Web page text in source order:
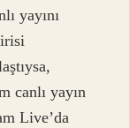
yayını
canlı yayın
Live’da